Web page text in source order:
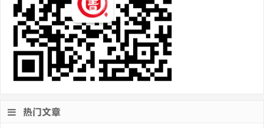
热门文章